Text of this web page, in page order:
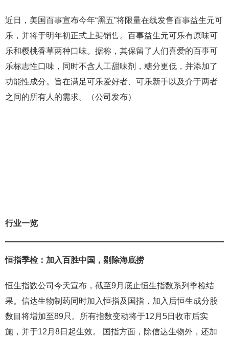
近日，美国百事宣布今年“黑五”将限量在线发售百事益生元可
乐，并将于明年初正式上架销售。百事益生元可乐有原味可
乐和樱桃香草两种口味。据称，其保留了人们喜爱的百事可
乐标志性口味，同时不含人工甜味剂，糖分更低，并添加了
功能性成分。旨在满足可乐爱好者、可乐新手以及介于两者
之间的所有人的需求。（公司发布）
行业一览
恒指季检：加入百胜中国，剔除海底捞
恒生指数公司今天宣布，截至9月底止恒生指数系列季检结
果。信达生物制药同时加入恒指及国指，加入后恒生成分股
数目将增加至89只。所有指数变动将于12月5日收市后实
施，并于12月8日起生效。 国指方面，除信达生物外，还加